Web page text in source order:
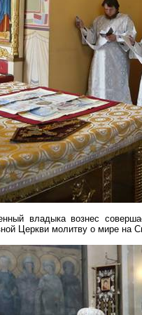
владыка вознес
Церкви молитву о мире на